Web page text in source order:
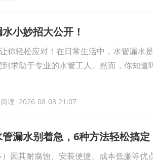
小妙招大公开！
你轻松应对！在日常生活中，水管漏水
求助于专业的水管工人。然而，你知道
读 2026-08-03 21:07
漏水别着急，6种方法轻松搞定
）因其耐腐蚀、安装便捷、成本低廉等